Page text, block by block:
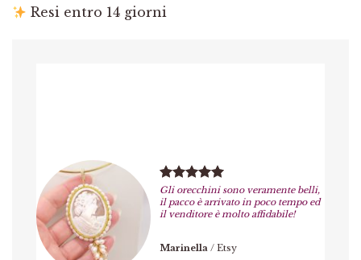
Resi entro 14 giorni
Gli orecchini sono veramente belli,
il pacco è arrivato in poco tempo ed
il venditore è molto affidabile!
Marinella / Etsy